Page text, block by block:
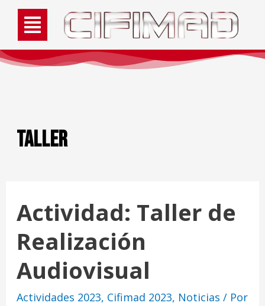
taller
Actividad: Taller de
Realización
Audiovisual
Actividades 2023, Cifimad 2023, Noticias / Por